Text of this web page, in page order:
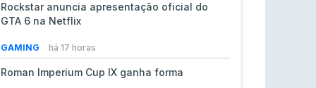
Rockstar anuncia apresentação oficial do
GTA 6 na Netflix
GAMING há 17 horas
Roman Imperium Cup IX ganha forma